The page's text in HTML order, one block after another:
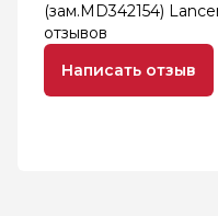
(зам.MD342154)
отзывов
Написать отзыв